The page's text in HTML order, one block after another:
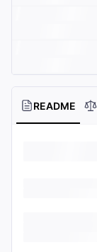
README